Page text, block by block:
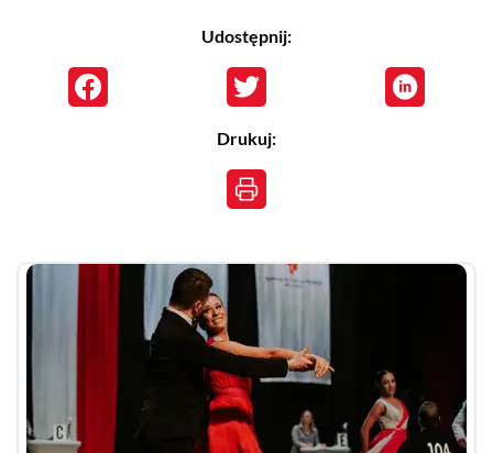
Udostępnij:
Drukuj:
Zobacz szczegóły Pobierz